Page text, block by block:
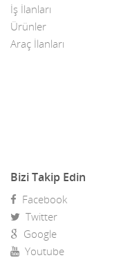
Bilgisayar &
Çadır & Tente &
Çelik Sanayii & Çelik
Çeşitli Hizmetler
Çeyiz imalat & Satış
İş İlanları
Ürünler
Araç İlanları
Bizi Takip Edin
Facebook
Twitter
Google
Youtube